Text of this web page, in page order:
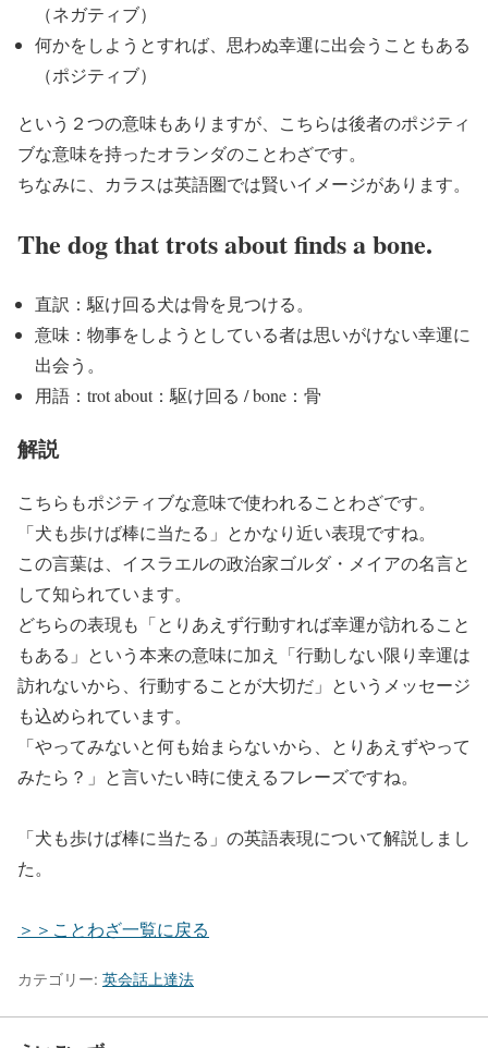
（ネガティブ）
何かをしようとすれば、思わぬ幸運に出会うこともある
（ポジティブ）
という２つの意味もありますが、こちらは後者のポジティ
ブな意味を持ったオランダのことわざです。
ちなみに、カラスは英語圏では賢いイメージがあります。
The dog that trots about finds a bone.
直訳：駆け回る犬は骨を見つける。
意味：物事をしようとしている者は思いがけない幸運に
出会う。
用語：trot about：駆け回る / bone：骨
解説
こちらもポジティブな意味で使われることわざです。
「犬も歩けば棒に当たる」とかなり近い表現ですね。
この言葉は、イスラエルの政治家ゴルダ・メイアの名言と
して知られています。
どちらの表現も「とりあえず行動すれば幸運が訪れること
もある」という本来の意味に加え「行動しない限り幸運は
訪れないから、行動することが大切だ」というメッセージ
も込められています。
「やってみないと何も始まらないから、とりあえずやって
みたら？」と言いたい時に使えるフレーズですね。
「犬も歩けば棒に当たる」の英語表現について解説しまし
た。
＞＞ことわざ一覧に戻る
カテゴリー: 英会話上達法